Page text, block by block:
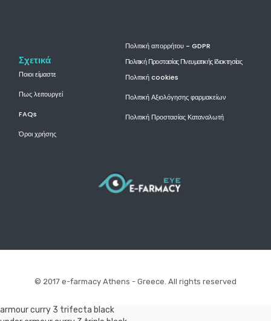
Σχετικά
Ποιοι είμαστε
Πως λειτουργεί
FAQs
Όροι χρήσης
Πολιτική απορρήτου - GDPR
Πολιτική Προστασίας Πνευματικής Ιδιοκτησίας
Πολιτική cookies
Πολιτική Αξιολόγησης φαρμακείων
Πολιτική Προστασίας Καταναλωτή
© 2017 e-farmacy Athens - Greece. All rights reserved
armour curry 3 trifecta black